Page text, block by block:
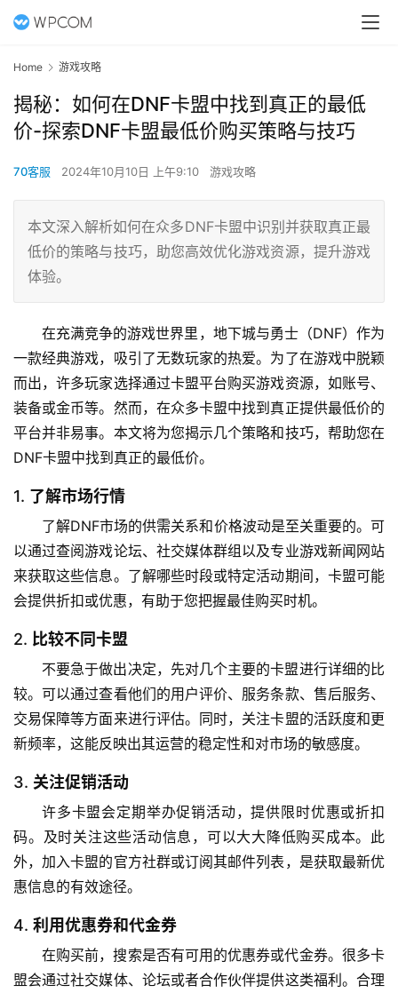
Home 游戏攻略
揭秘：如何在DNF卡盟中找到真正的最低
价-探索DNF卡盟最低价购买策略与技巧
70客服 2024年10月10日 上午9:10 游戏攻略
本文深入解析如何在众多DNF卡盟中识别并获取真正最
低价的策略与技巧，助您高效优化游戏资源，提升游戏
体验。
在充满竞争的游戏世界里，地下城与勇士（DNF）作为
一款经典游戏，吸引了无数玩家的热爱。为了在游戏中脱颖
而出，许多玩家选择通过卡盟平台购买游戏资源，如账号、
装备或金币等。然而，在众多卡盟中找到真正提供最低价的
平台并非易事。本文将为您揭示几个策略和技巧，帮助您在
DNF卡盟中找到真正的最低价。
1. 了解市场行情
了解DNF市场的供需关系和价格波动是至关重要的。可
以通过查阅游戏论坛、社交媒体群组以及专业游戏新闻网站
来获取这些信息。了解哪些时段或特定活动期间，卡盟可能
会提供折扣或优惠，有助于您把握最佳购买时机。
2. 比较不同卡盟
不要急于做出决定，先对几个主要的卡盟进行详细的比
较。可以通过查看他们的用户评价、服务条款、售后服务、
交易保障等方面来进行评估。同时，关注卡盟的活跃度和更
新频率，这能反映出其运营的稳定性和对市场的敏感度。
3. 关注促销活动
许多卡盟会定期举办促销活动，提供限时优惠或折扣
码。及时关注这些活动信息，可以大大降低购买成本。此
外，加入卡盟的官方社群或订阅其邮件列表，是获取最新优
惠信息的有效途径。
4. 利用优惠券和代金券
在购买前，搜索是否有可用的优惠券或代金券。很多卡
盟会通过社交媒体、论坛或者合作伙伴提供这类福利。合理